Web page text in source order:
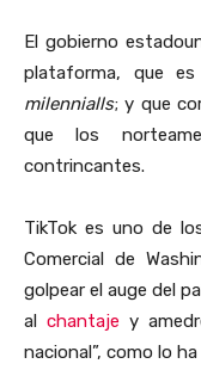
El gobierno
plataforma, que
milennialls; y que
que los
contrincantes.
TikTok es uno de
Comercial de
golpear el auge del
alchantaje y
nacional”, como lo